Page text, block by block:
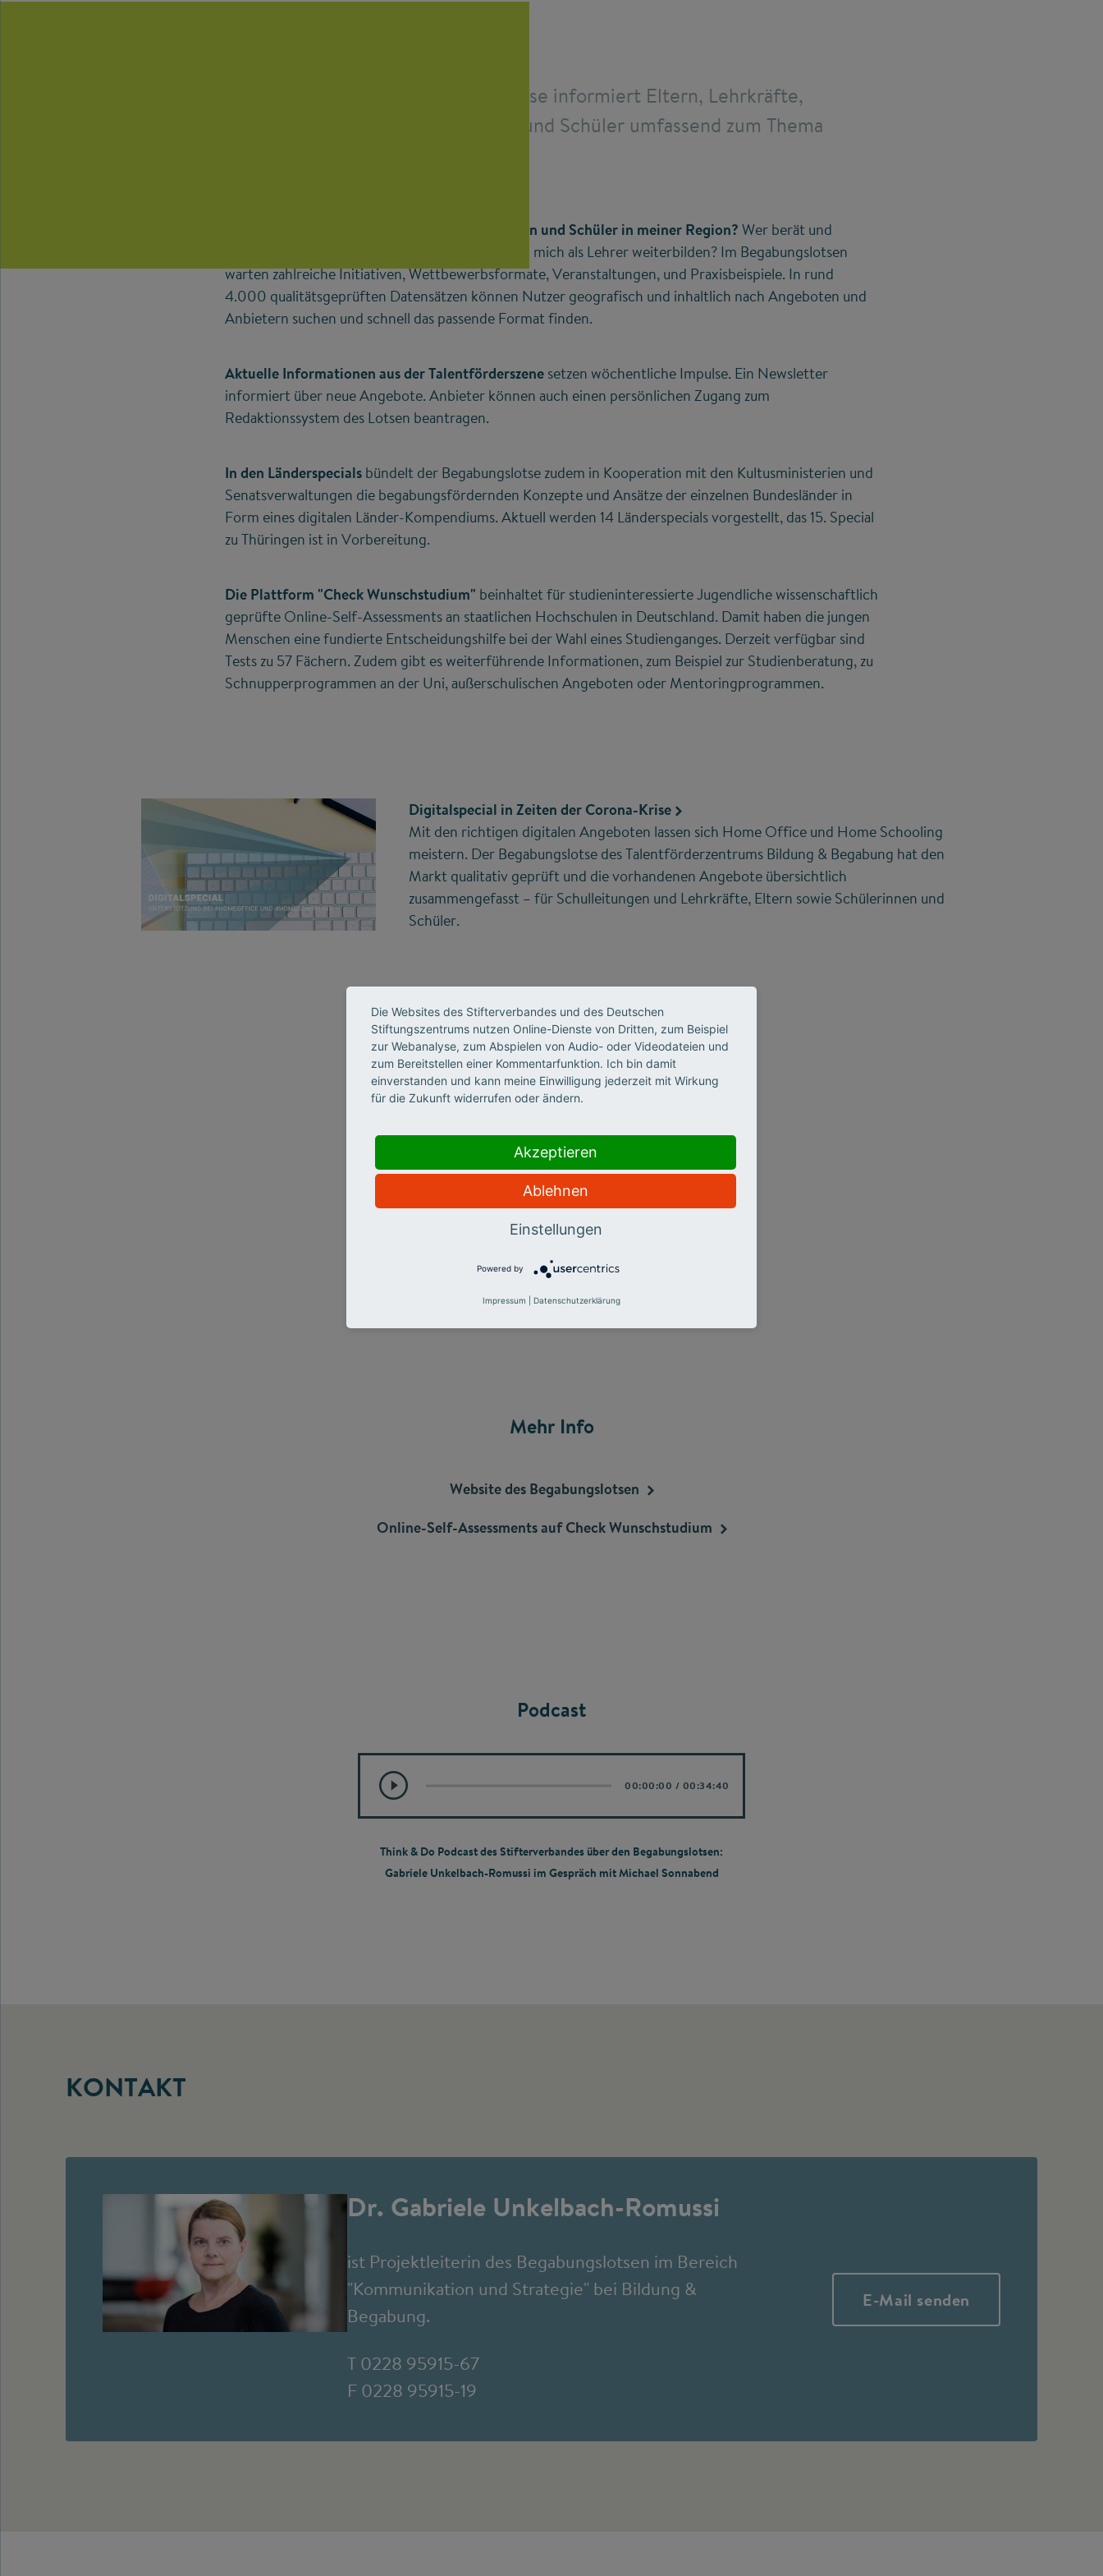
Die Online-Plattform Begabungslotse informiert Eltern, Lehrkräfte,
außerschulische Bildungspraktiker und Schüler umfassend zum Thema
Welche Förderangebote gibt es für Schülerinnen und Schüler in meiner Region? Wer berät und
unterstützt Eltern begabter Kinder? Wo kann ich mich als Lehrer weiterbilden? Im Begabungslotsen
warten zahlreiche Initiativen, Wettbewerbsformate, Veranstaltungen, und Praxisbeispiele. In rund
4.000 qualitätsgeprüften Datensätzen können Nutzer geografisch und inhaltlich nach Angeboten und
Anbietern suchen und schnell das passende Format finden.
Aktuelle Informationen aus der Talentförderszene setzen wöchentliche Impulse. Ein Newsletter
informiert über neue Angebote. Anbieter können auch einen persönlichen Zugang zum
Redaktionssystem des Lotsen beantragen.
In den Länderspecials bündelt der Begabungslotse zudem in Kooperation mit den Kultusministerien und
Senatsverwaltungen die begabungsfördernden Konzepte und Ansätze der einzelnen Bundesländer in
Form eines digitalen Länder-Kompendiums. Aktuell werden 14 Länderspecials vorgestellt, das 15. Special
zu Thüringen ist in Vorbereitung.
Die Plattform "Check Wunschstudium" beinhaltet für studieninteressierte Jugendliche wissenschaftlich
geprüfte Online-Self-Assessments an staatlichen Hochschulen in Deutschland. Damit haben die jungen
Menschen eine fundierte Entscheidungshilfe bei der Wahl eines Studienganges. Derzeit verfügbar sind
Tests zu 57 Fächern. Zudem gibt es weiterführende Informationen, zum Beispiel zur Studienberatung, zu
Schnupperprogrammen an der Uni, außerschulischen Angeboten oder Mentoringprogrammen.
Digitalspecial in Zeiten der Corona-Krise
Mit den richtigen digitalen Angeboten lassen sich Home Office und Home Schooling
meistern. Der Begabungslotse des Talentförderzentrums Bildung & Begabung hat den
Markt qualitativ geprüft und die vorhandenen Angebote übersichtlich
zusammengefasst – für Schulleitungen und Lehrkräfte, Eltern sowie Schülerinnen und
Schüler.
Mehr Info
Website des Begabungslotsen
Online-Self-Assessments auf CheckWunschstudium
Podcast
00:00:00 / 00:34:40
Think & Do Podcast des Stifterverbandes über den Begabungslotsen:
Gabriele Unkelbach-Romussi im Gespräch mit Michael Sonnabend
KONTAKT
Dr. Gabriele Unkelbach-Romussi
ist Projektleiterin des Begabungslotsen im Bereich
"Kommunikation und Strategie" bei Bildung &
Begabung.
T 0228 95915-67
F 0228 95915-19
E-Mail senden
Die Websites des Stifterverbandes und des Deutschen
Stiftungszentrums nutzen Online-Dienste von Dritten, zum Beispiel
zur Webanalyse, zum Abspielen von Audio- oder Videodateien und
zum Bereitstellen einer Kommentarfunktion. Ich bin damit
einverstanden und kann meine Einwilligung jederzeit mit Wirkung
für die Zukunft widerrufen oder ändern.
Akzeptieren
Ablehnen
Einstellungen
Powered by
Impressum Datenschutzerklärung